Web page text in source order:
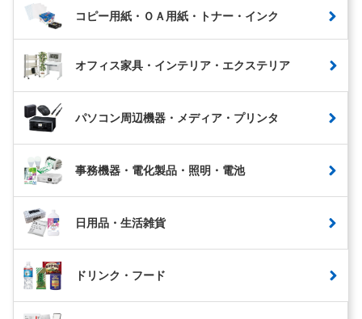
コピー用紙・ＯＡ用紙・トナー・インク
オフィス家具・インテリア・エクステリア
パソコン周辺機器・メディア・プリンタ
事務機器・電化製品・照明・電池
日用品・生活雑貨
ドリンク・フード